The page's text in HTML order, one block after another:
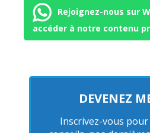
Rejoignez-nous sur
accéder à notre contenu
DEVENEZ
Inscrivez-vous